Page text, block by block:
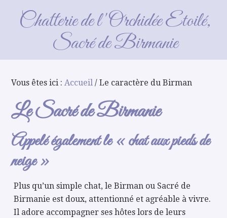
Chatterie de l'Orchidée Etoilé,
Sacré de Birmanie
Le caractère du Birman
Vous êtes ici :Accueil / Le caractère du Birman
Le Sacré de Birmanie
Appelé également le « chat aux pieds de
neige »
Plus qu’un simple chat, le Birman ou Sacré de
Birmanie est doux, attentionné et agréable à vivre.
Il adore accompagner ses hôtes lors de leurs